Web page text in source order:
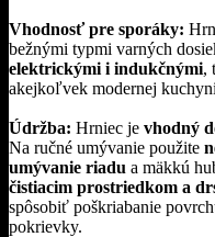
Vhodnosť pre sporáky:
bežnými typmi varných
elektrickými i indukčnými,
akejkoľvek modernej
Údržba: Hrniec je vhodný
Na ručné umývanie použite
umývanie riadu a mäkkú
čistiacim prostriedkom a
spôsobiť poškriabanie
pokrievky.